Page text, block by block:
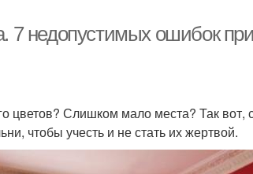
7 недопустимых ошибок
Слишком мало места? Так вот,
чтобы учесть и не стать их жертвой.